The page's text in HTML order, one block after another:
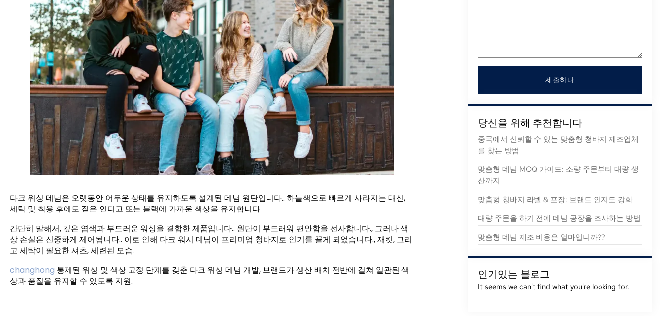
다크 워싱 데님은 오랫동안 어두운 상태를 유지하도록 설계된 데님 원단입니다.. 하늘색으로 빠르게 사라지는 대신,
세탁 및 착용 후에도 짙은 인디고 또는 블랙에 가까운 색상을 유지합니다..
간단히 말해서, 깊은 염색과 부드러운 워싱을 결합한 제품입니다.. 원단이 부드러워 편안함을 선사합니다., 그러나 색
상 손실은 신중하게 제어됩니다.. 이로 인해 다크 워시 데님이 프리미엄 청바지로 인기를 끌게 되었습니다., 재킷, 그리
고 세탁이 필요한 셔츠, 세련된 모습.
changhong 통제된 워싱 및 색상 고정 단계를 갖춘 다크 워싱 데님 개발, 브랜드가 생산 배치 전반에 걸쳐 일관된 색
상과 품질을 유지할 수 있도록 지원.
제출하다
당신을 위해 추천합니다
중국에서 신뢰할 수 있는 맞춤형 청바지 제조업체
를 찾는 방법
맞춤형 데님 MOQ 가이드: 소량 주문부터 대량 생
산까지
맞춤형 청바지 라벨 & 포장: 브랜드 인지도 강화
대량 주문을 하기 전에 데님 공장을 조사하는 방법
맞춤형 데님 제조 비용은 얼마입니까??
인기있는 블로그
It seems we can't find what you're looking for.